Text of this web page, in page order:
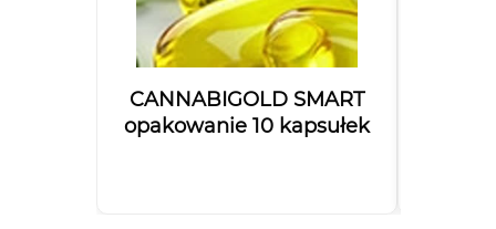
CANNABIGOLD SMART
opakowanie 10 kapsułek